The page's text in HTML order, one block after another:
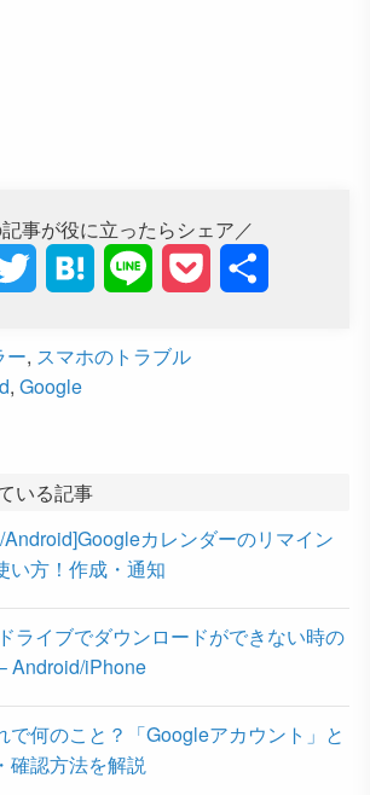
事が役に立ったらシェア／
i
e
r
t
n
ー, スマホのトラブル
, Google
いる記事
カレンダーのリマイン
い方！作成・通知
ライブでダウンロードができない時の
Android/iPhone
で何のこと？「Googleアカウント」と
確認方法を解説